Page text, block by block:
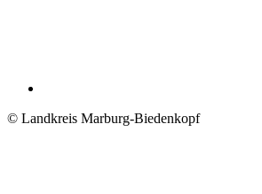
© Landkreis Marburg-Biedenkopf